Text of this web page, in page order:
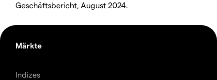
Geschäftsbericht, August 2024.
Märkte
Indizes